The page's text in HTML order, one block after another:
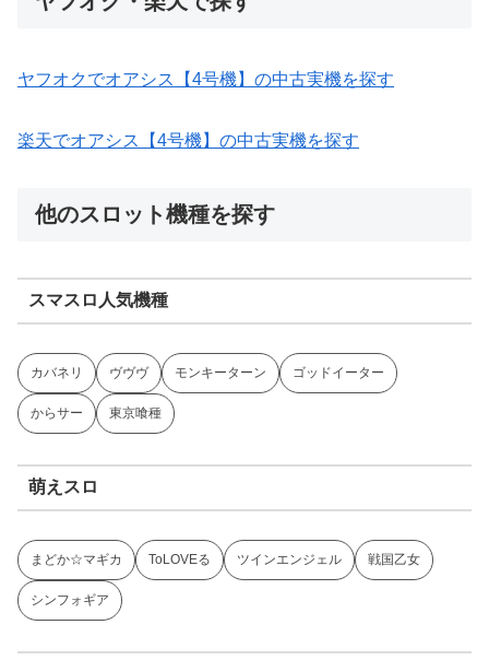
ヤフオクでオアシス【4号機】の中古実機を探す
楽天でオアシス【4号機】の中古実機を探す
他のスロット機種を探す
スマスロ人気機種
カバネリ ヴヴヴ モンキーターン ゴッドイーター
からサー 東京喰種
萌えスロ
まどか☆マギカ ToLOVEる ツインエンジェル 戦国乙女
シンフォギア